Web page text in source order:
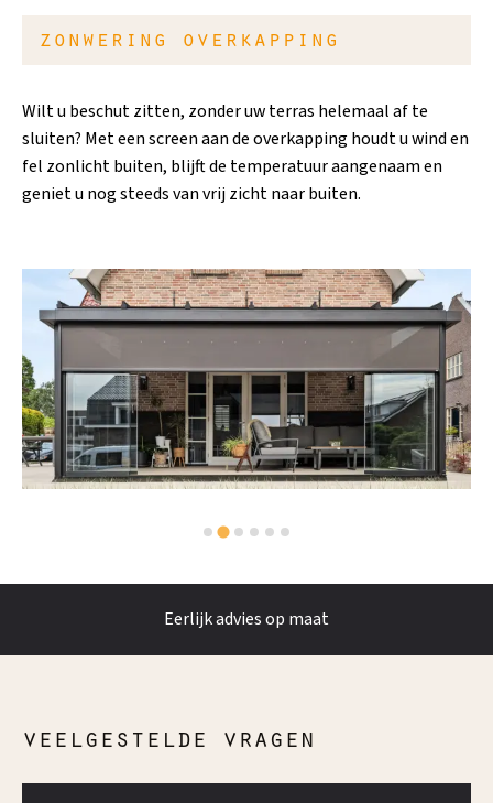
zonwering overkapping
Wilt u beschut zitten, zonder uw terras helemaal af te
sluiten? Met een screen aan de overkapping houdt u wind en
fel zonlicht buiten, blijft de temperatuur aangenaam en
geniet u nog steeds van vrij zicht naar buiten.
Eerlijk advies op maat
veelgestelde vragen